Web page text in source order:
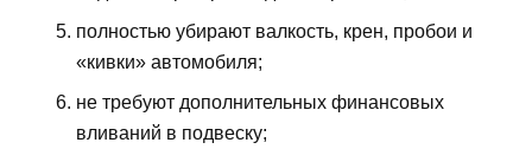
полностью убирают валкость, крен, пробои и
«кивки» автомобиля;
не требуют дополнительных финансовых
вливаний в подвеску;